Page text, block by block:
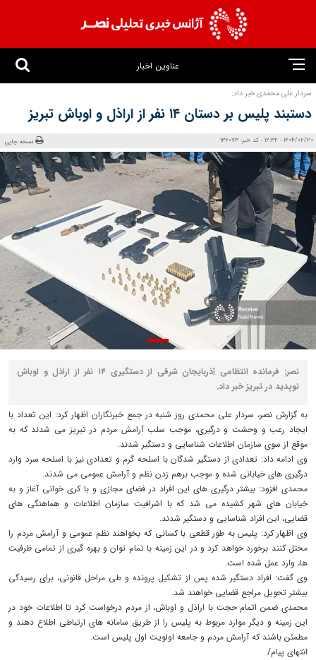
عناوین اخبار
سردار علی محمدی خبر داد:
دستبند پلیس بر دستان ۱۴ نفر از اراذل و اوباش تبریز
1404/02/20 - 12:32 - کد خبر: 136073 نسخه چاپی
نصر: فرمانده انتظامی آذربایجان شرقی از دستگیری ۱۴ نفر از اراذل و اوباش
نوپدید در تبریز خبر داد.
به گزارش نصر، سردار علی محمدی روز شنبه در جمع خبرنگاران اظهار کرد: این تعداد با
ایجاد رعب و وحشت و درگیری، موجب سلب آرامش مردم در تبریز می شدند که به
موقع از سوی سازمان اطلاعات شناسایی و دستگیر شدند.
وی ادامه داد: تعدادی از دستگیر شدگان با اسلحه گرم و تعدادی نیز با اسلحه سرد وارد
درگیری های خیابانی شده و موجب برهم زدن نظم و آرامش عمومی می شدند.
محمدی افزود: بیشتر درگیری های این افراد در فضای مجازی و با کری خوانی آغاز و به
خیابان های شهر کشیده می شد که با اشرافیت سازمان اطلاعات و هماهنگی های
قضایی، این افراد شناسایی و دستگیر شدند.
وی اظهار کرد: پلیس به طور قطعی با کسانی که بخواهند نظم عمومی و آرامش مردم را
مختل کنند برخورد خواهد کرد و در این زمینه با تمام توان و بهره گیری از تمامی ظرفیت
ها، وارد عمل شده است.
وی گفت: افراد دستگیر شده پس از تشکیل پرونده و طی مراحل قانونی، برای رسیدگی
بیشتر تحویل مراجع قضایی خواهند شد.
محمدی ضمن اتمام حجت با اراذل و اوباش، از مردم درخواست کرد تا اطلاعات خود در
این زمینه و دیگر موارد مربوط به پلیس را از طریق سامانه های ارتباطی اطلاع دهند و
مطمئن باشند که آرامش مردم و جامعه اولویت اول پلیس است.
انتهای پیام/